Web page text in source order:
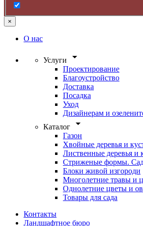
×
О нас
Услуги arrow_drop_down
Проектирование
Благоустройство
Доставка
Посадка
Уход
Дизайнерам и
Каталог
arrow_drop_down
Газон
Хвойные деревья и
Лиственные деревья и
Стриженые формы.
Блоки живой изгороди
Многолетние травы и
Однолетние цветы и
Товары для сада
Контакты
Ландшафтное бюро